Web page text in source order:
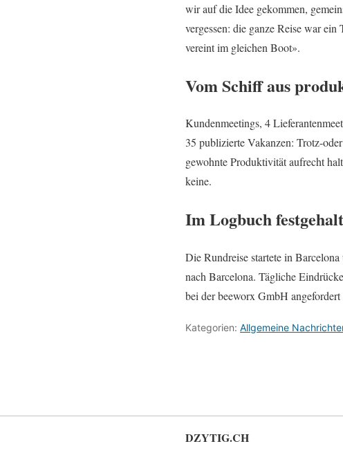
wir auf die Idee gekommen,
vergessen: die ganze Reise war
vereint im gleichen Boot».
Vom Schiff aus
Kundenmeetings, 4
35 publizierte Vakanzen: Trotz-
gewohnte Produktivität aufrecht
keine.
Im Logbuch
Die Rundreise startete in
nach Barcelona. Tägliche
bei der beeworx GmbH
Kategorien: Allgemeine
DZYTIG.CH